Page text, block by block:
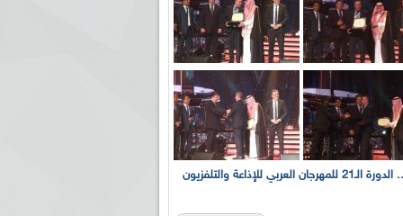
بالصور... الدورة الـ21 للمهرجان العربي للإذاعة والتلفزيون